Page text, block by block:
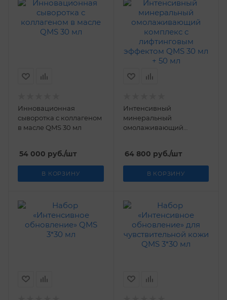
Инновационная
сыворотка с коллагеном
в масле QMS 30 мл
54 000 руб./шт
В КОРЗИНУ
Интенсивный
минеральный
омолаживающий
QMS 30 мл + 50 мл
64 800 руб./шт
В КОРЗИНУ